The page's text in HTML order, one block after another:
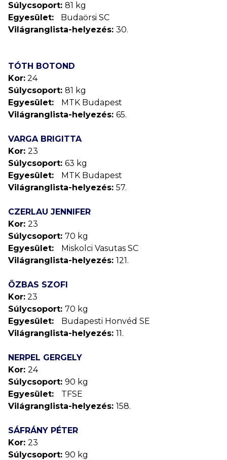
Súlycsoport: 81 kg
Egyesület: Budaörsi SC
Világranglista-helyezés: 30.
TÓTH BOTOND
Kor: 24
Súlycsoport: 81 kg
Egyesület:
MTK Budapest
Világranglista-helyezés: 65.
VARGA BRIGITTA
Kor: 23
Súlycsoport: 63 kg
Egyesület: MTK Budapest
Világranglista-helyezés: 57.
CZERLAU JENNIFER
Kor: 23
Súlycsoport: 70 kg
Egyesület: Miskolci Vasutas SC
Világranglista-helyezés: 121.
ÖZBAS SZOFI
Kor: 23
Súlycsoport: 70 kg
Egyesület:
Budapesti Honvéd SE
Világranglista-helyezés: 11.
NERPEL GERGELY
Kor: 24
Súlycsoport: 90 kg
Egyesület:
TFSE
Világranglista-helyezés: 158.
SÁFRÁNY PÉTER
Kor: 23
Súlycsoport: 90 kg